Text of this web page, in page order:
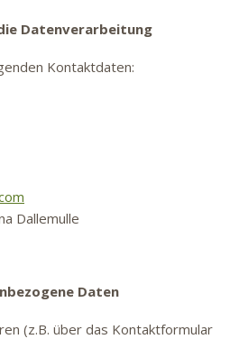
Datenverarbeitung
Kontaktdaten:
Dallemulle
Daten
(z.B. über das Kontaktformular